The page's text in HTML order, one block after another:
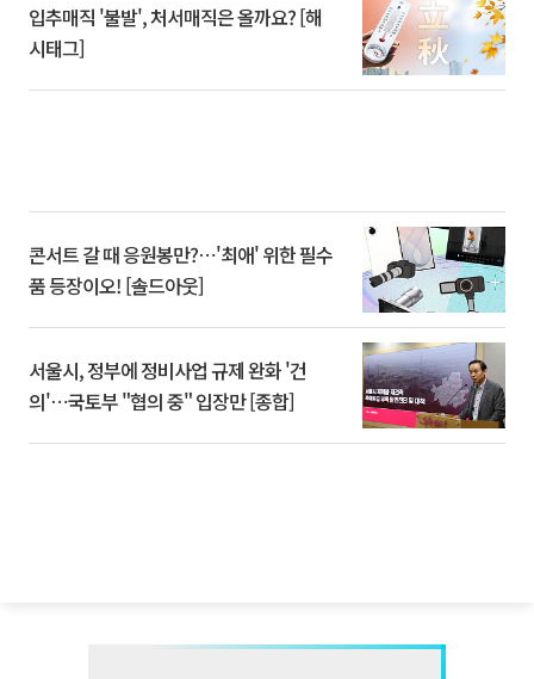
입추매직 '불발', 처서매직은 올까요? [해
시태그]
콘서트 갈 때 응원봉만?⋯'최애' 위한 필수
품 등장이오! [솔드아웃]
서울시, 정부에 정비사업 규제 완화 '건
의'⋯국토부 "협의 중" 입장만 [종합]